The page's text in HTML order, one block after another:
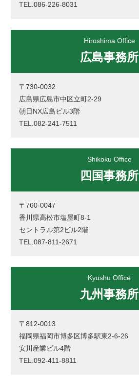
TEL.086-226-8031
Hiroshima Office
広島事務所
〒730-0032
広島県広島市中区立町2-29
朝日NX広島ビル3階
TEL.082-241-7511
Shikoku Office
四国事務所
〒760-0047
香川県高松市塩屋町8-1
セントラル第2ビル2階
TEL.087-811-2671
Kyushu Office
九州事務所
〒812-0013
福岡県福岡市博多区博多駅東2-6-26
安川産業ビル4階
TEL.092-411-8811